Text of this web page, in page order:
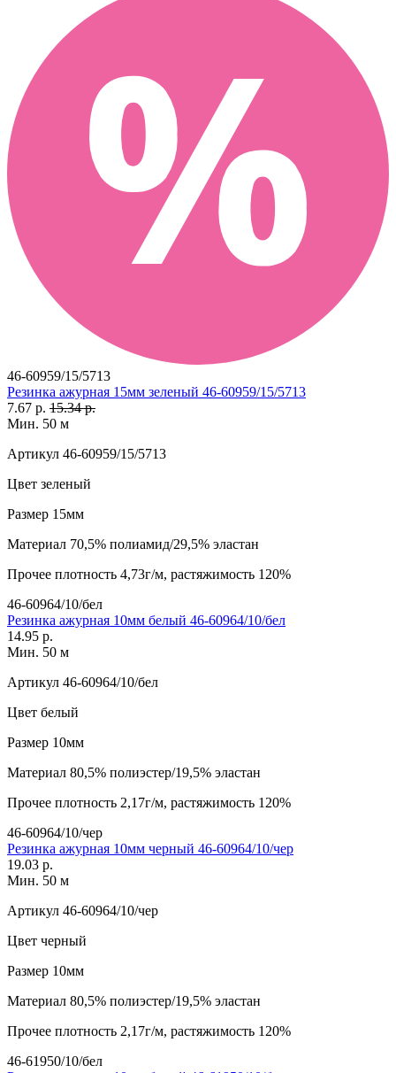
46-60959/15/5713
Резинка ажурная 15мм зеленый 46-60959/15/5713
7.67 р. 15.34 р.
Мин. 50 м
Артикул 46-60959/15/5713
Цвет зеленый
Размер 15мм
Материал 70,5% полиамид/29,5% эластан
Прочее плотность 4,73г/м, растяжимость 120%
46-60964/10/бел
Резинка ажурная 10мм белый 46-60964/10/бел
14.95 р.
Мин. 50 м
Артикул 46-60964/10/бел
Цвет белый
Размер 10мм
Материал 80,5% полиэстер/19,5% эластан
Прочее плотность 2,17г/м, растяжимость 120%
46-60964/10/чер
Резинка ажурная 10мм черный 46-60964/10/чер
19.03 р.
Мин. 50 м
Артикул 46-60964/10/чер
Цвет черный
Размер 10мм
Материал 80,5% полиэстер/19,5% эластан
Прочее плотность 2,17г/м, растяжимость 120%
46-61950/10/бел